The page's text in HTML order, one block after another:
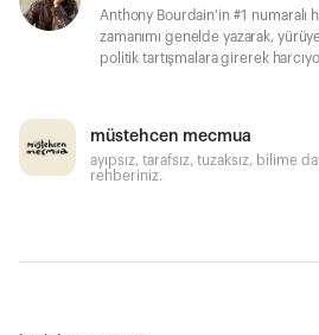
Anthony Bourdain'in #1 numaralı
zamanımı genelde yazarak,
politik tartışmalara girerek
müstehcen mecmua
ayıpsız, tarafsız, tuzaksız, bilime
rehberiniz.